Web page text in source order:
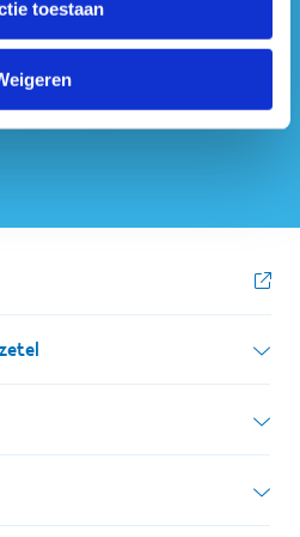
toestaan
0248.142.826